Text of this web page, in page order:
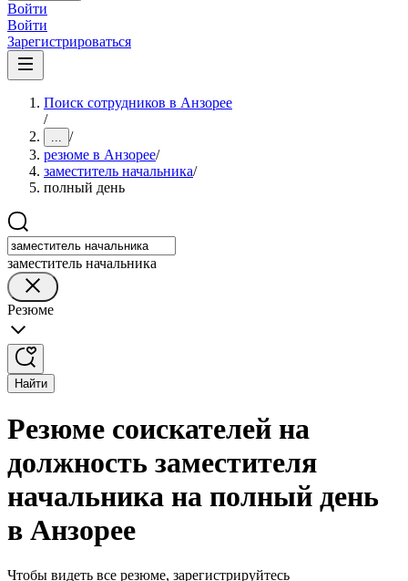
Войти
Войти
Зарегистрироваться
Поиск сотрудников в Анзорее
/
... /
резюме в Анзорее/
заместитель начальника/
полный день
заместитель начальника
Резюме
Найти
Резюме соискателей на
должность заместителя
начальника на полный день
в Анзорее
Чтобы видеть все резюме, зарегистрируйтесь